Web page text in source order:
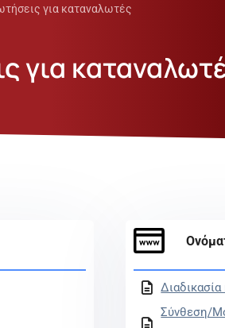
για καταναλωτές
για
Σύνθεση/